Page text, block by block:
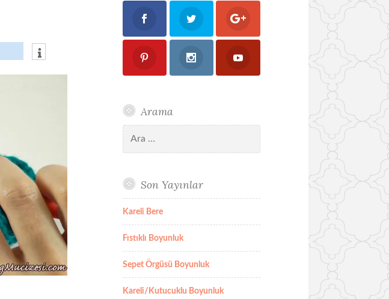
Arama
Son Yayınlar
Kareli Bere
Fıstıklı Boyunluk
Sepet Örgüsü Boyunluk
Kareli/Kutucuklu Boyunluk